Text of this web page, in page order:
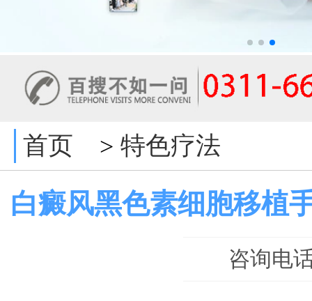
首页 > 特色疗法
白癜风黑色素细胞移植
咨询电